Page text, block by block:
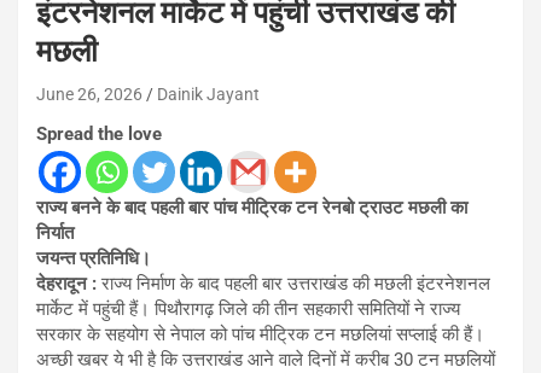
इंटरनेशनल मार्केट में पहुंची उत्तराखंड की
मछली
June 26, 2026 Dainik Jayant
Spread the love
राज्य बनने के बाद पहली बार पांच मीट्रिक टन रेनबो ट्राउट मछली का
निर्यात
जयन्त प्रतिनिधि।
देहरादून :राज्य निर्माण के बाद पहली बार उत्तराखंड की मछली इंटरनेशनल
मार्केट में पहुंची हैं। पिथौरागढ़ जिले की तीन सहकारी समितियों ने राज्य
सरकार के सहयोग से नेपाल को पांच मीट्रिक टन मछलियां सप्लाई की हैं।
अच्छी खबर ये भी है कि उत्तराखंड आने वाले दिनों में करीब 30 टन मछलियों